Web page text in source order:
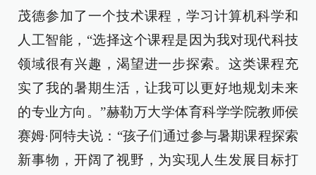
茂德参加了一个技术课程，学习计算机科学和
人工智能，“选择这个课程是因为我对现代科技
领域很有兴趣，渴望进一步探索。这类课程充
实了我的暑期生活，让我可以更好地规划未来
的专业方向。”赫勒万大学体育科学学院教师侯
赛姆·阿特夫说：“孩子们通过参与暑期课程探索
新事物，开阔了视野，为实现人生发展目标打